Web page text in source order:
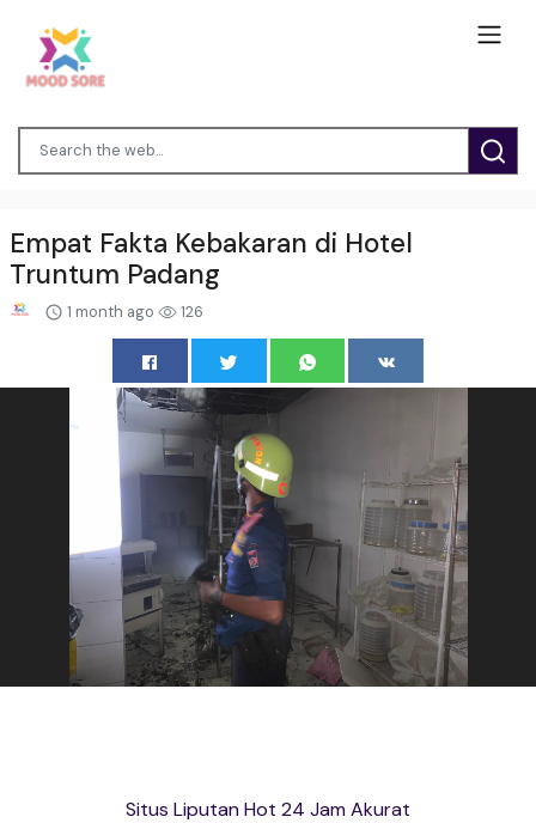
Empat Fakta Kebakaran di Hotel
Truntum Padang
1 month ago 126
Situs Liputan Hot 24 Jam Akurat